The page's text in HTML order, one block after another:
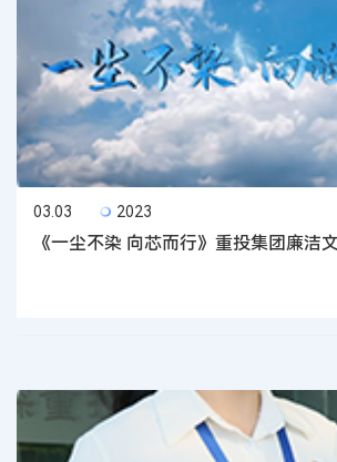
03.03 2023
《一尘不染 向芯而行》重投集团廉洁